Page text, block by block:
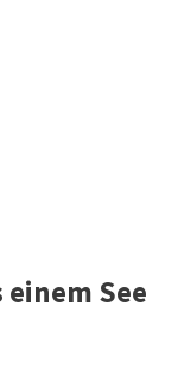
einem See